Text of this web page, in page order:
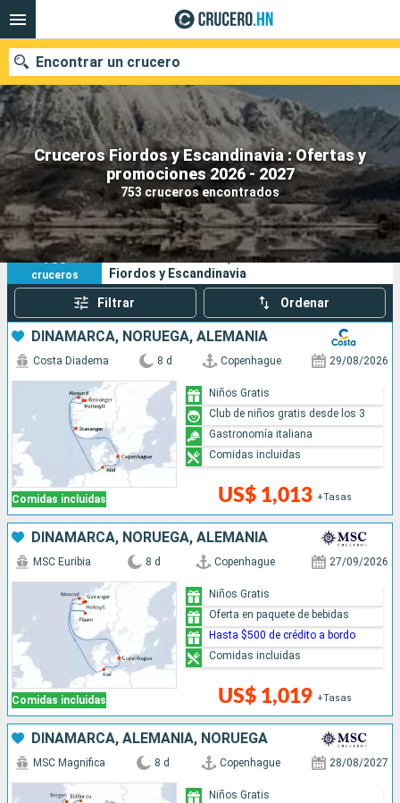
Cruceros Fiordos y Escandinavia : Ofertas y
promociones 2026 - 2027
753 cruceros encontrados
Encontrar un crucero
Nuestros destinos
Fecha de salida
Puertos Compañías
Buscar
753
cruceros
Sus criterios de búsqueda:
Fiordos y Escandinavia
Filtrar Ordenar
DINAMARCA, NORUEGA, ALEMANIA
Comidas incluidas
Costa Diadema 8 d Copenhague 29/08/2026
US$ 1,013 +Tasas
Niños Gratis
Club de niños gratis desde los 3
Gastronomía italiana
Comidas incluidas
DINAMARCA, NORUEGA, ALEMANIA
Comidas incluidas
MSC Euribia 8 d Copenhague 27/09/2026
US$ 1,019 +Tasas
Niños Gratis
Oferta en paquete de bebidas
Hasta $500 de crédito a bordo
Comidas incluidas
DINAMARCA, ALEMANIA, NORUEGA
MSC Magnifica 8 d Copenhague 28/08/2027
Niños Gratis